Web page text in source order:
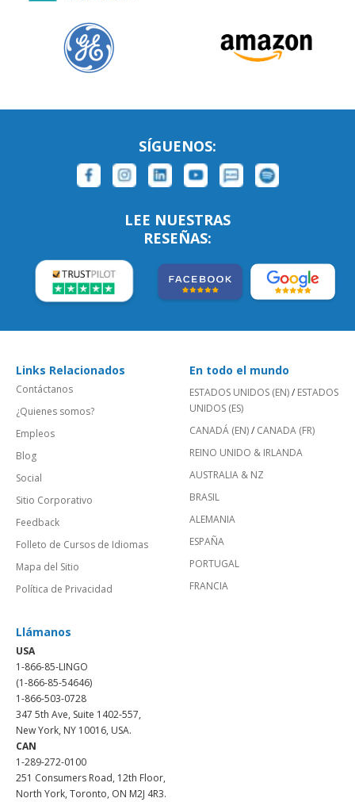
SÍGUENOS:
LEE NUESTRAS
RESEÑAS:
Links Relacionados
Contáctanos
¿Quienes somos?
Empleos
Blog
Social
Sitio Corporativo
Feedback
Folleto de Cursos de Idiomas
Mapa del Sitio
Política de Privacidad
En todo el mundo
ESTADOS UNIDOS (EN)/ ESTADOS
UNIDOS (ES)
CANADÁ (EN)/ CANADA (FR)
REINO UNIDO & IRLANDA
AUSTRALIA & NZ
BRASIL
ALEMANIA
ESPAÑA
PORTUGAL
FRANCIA
Llámanos
USA
1-866-85-LINGO
(1-866-85-54646)
1-866-503-0728
347 5th Ave, Suite 1402-557,
New York, NY 10016, USA.
CAN
1-289-272-0100
251 Consumers Road, 12th Floor,
North York, Toronto, ON M2J 4R3.